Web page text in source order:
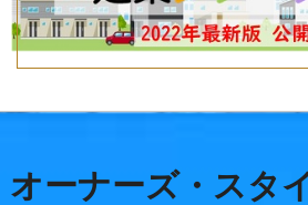
オーナーズ・スタ